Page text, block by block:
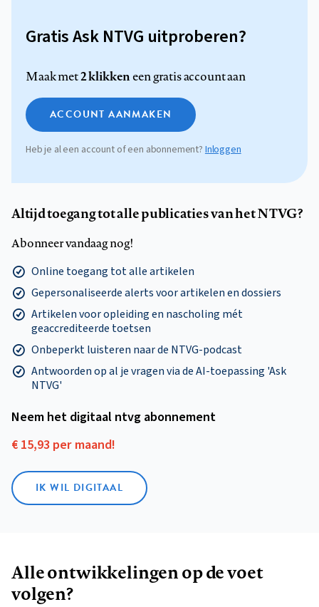
Gratis Ask NTVG uitproberen?
Maak met2 klikkeneen gratis account aan
ACCOUNT AANMAKEN
Heb je al een account of een abonnement?Inloggen
Altijd toegang tot alle publicaties van het NTVG?
Abonneer vandaag nog!
Online toegang tot alle artikelen
Gepersonaliseerde alerts voor artikelen en dossiers
Artikelen voor opleiding en nascholing mét
geaccrediteerde toetsen
Onbeperkt luisteren naar de NTVG-podcast
Antwoorden op al je vragen via de AI-toepassing 'Ask
NTVG'
Neem het digitaal ntvg abonnement
€ 15,93 per maand!
IK WIL DIGITAAL
Alle ontwikkelingen op de voet
volgen?